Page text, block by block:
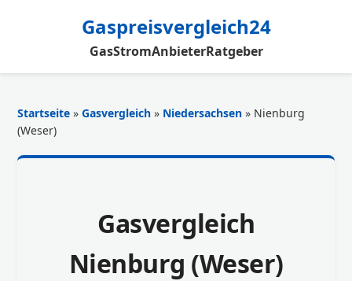
Gaspreisvergleich24
GasStromAnbieterRatgeber
Startseite »Gasvergleich » Niedersachsen » Nienburg
(Weser)
Gasvergleich
Nienburg (Weser)